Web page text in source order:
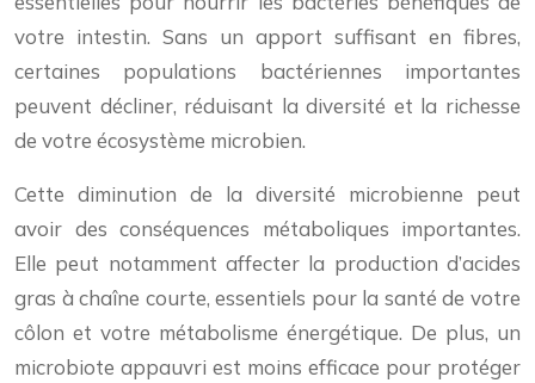
votre intestin. Sans un apport suffisant en fibres,
certaines populations bactériennes importantes
peuvent décliner, réduisant la diversité et la richesse
de votre écosystème microbien.
Cette diminution de la diversité microbienne peut
avoir des conséquences métaboliques importantes.
Elle peut notamment affecter la production d’acides
gras à chaîne courte, essentiels pour la santé de votre
côlon et votre métabolisme énergétique. De plus, un
microbiote appauvri est moins efficace pour protéger